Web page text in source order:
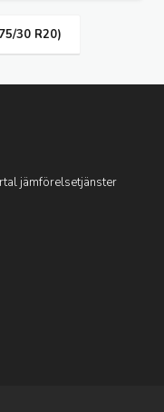
30 R20)
jämförelsetjänster